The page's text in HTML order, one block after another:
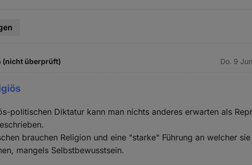
(nicht überprüft) Do. 9
politischen Diktatur kann man nichts anderes erwarten als
brauchen Religion und eine "starke" Führung an welcher
mangels Selbstbewusstsein.